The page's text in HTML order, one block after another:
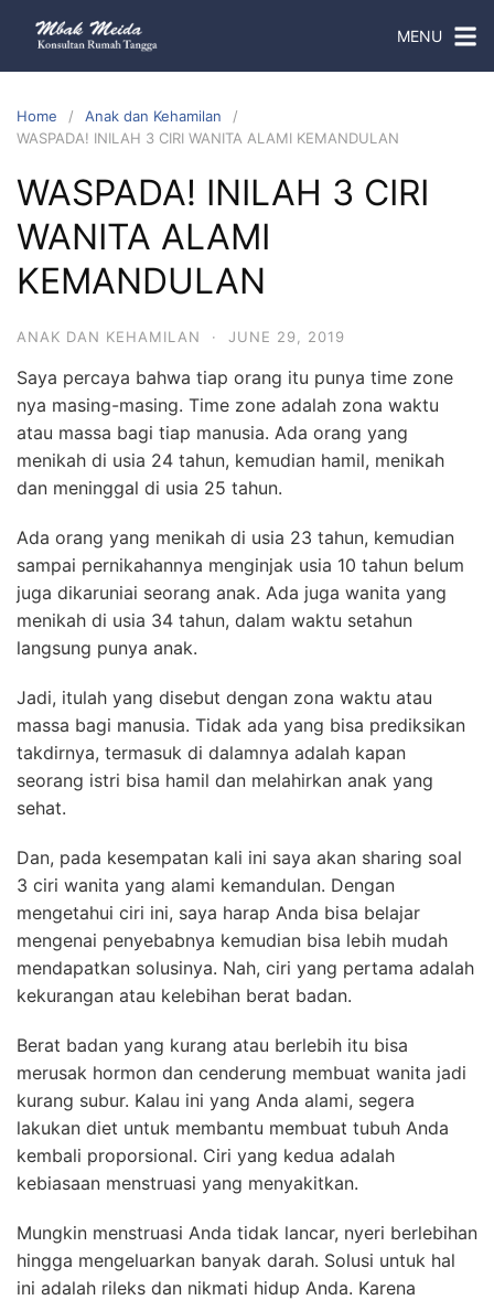
MENU
Home
Anak dan Kehamilan
WASPADA! INILAH 3 CIRI WANITA ALAMI KEMANDULAN
WASPADA! INILAH 3 CIRI
WANITA ALAMI
KEMANDULAN
ANAK DAN KEHAMILAN · JUNE 29, 2019
Saya percaya bahwa tiap orang itu punya time zone
nya masing-masing. Time zone adalah zona waktu
atau massa bagi tiap manusia. Ada orang yang
menikah di usia 24 tahun, kemudian hamil, menikah
dan meninggal di usia 25 tahun.
Ada orang yang menikah di usia 23 tahun, kemudian
sampai pernikahannya menginjak usia 10 tahun belum
juga dikaruniai seorang anak. Ada juga wanita yang
menikah di usia 34 tahun, dalam waktu setahun
langsung punya anak.
Jadi, itulah yang disebut dengan zona waktu atau
massa bagi manusia. Tidak ada yang bisa prediksikan
takdirnya, termasuk di dalamnya adalah kapan
seorang istri bisa hamil dan melahirkan anak yang
sehat.
Dan, pada kesempatan kali ini saya akan sharing soal
3 ciri wanita yang alami kemandulan. Dengan
mengetahui ciri ini, saya harap Anda bisa belajar
mengenai penyebabnya kemudian bisa lebih mudah
mendapatkan solusinya. Nah, ciri yang pertama adalah
kekurangan atau kelebihan berat badan.
Berat badan yang kurang atau berlebih itu bisa
merusak hormon dan cenderung membuat wanita jadi
kurang subur. Kalau ini yang Anda alami, segera
lakukan diet untuk membantu membuat tubuh Anda
kembali proporsional. Ciri yang kedua adalah
kebiasaan menstruasi yang menyakitkan.
Mungkin menstruasi Anda tidak lancar, nyeri berlebihan
hingga mengeluarkan banyak darah. Solusi untuk hal
ini adalah rileks dan nikmati hidup Anda. Karena